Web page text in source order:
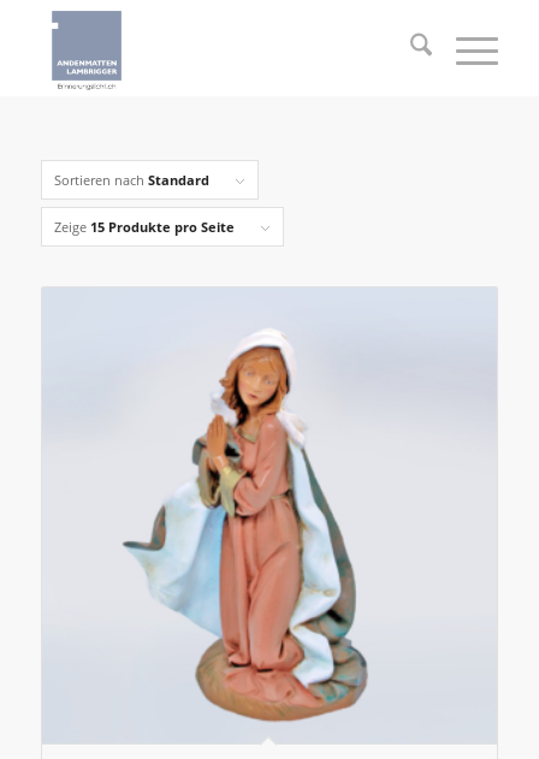
Sortieren nach Standard
Zeige 15 Produkte pro Seite